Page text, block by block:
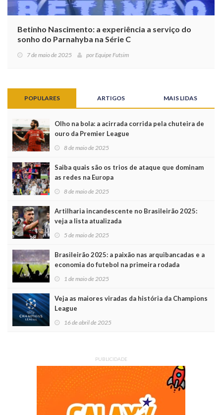
Betinho Nascimento: a experiência a serviço do
sonho do Parnahyba na Série C
7 de maio de 2025 porEquipe Futsim
POPULARES ARTIGOS MAIS LIDAS
Olho na bola: a acirrada corrida pela chuteira de
ouro da Premier League
8 de maio de 2025
Saiba quais são os trios de ataque que dominam
as redes na Europa
8 de maio de 2025
Artilharia incandescente no Brasileirão 2025:
veja a lista atualizada
5 de maio de 2025
Brasileirão 2025: a paixão nas arquibancadas e a
economia do futebol na primeira rodada
1 de maio de 2025
Veja as maiores viradas da história da Champions
League
16 de abril de 2025
PUBLICIDADE